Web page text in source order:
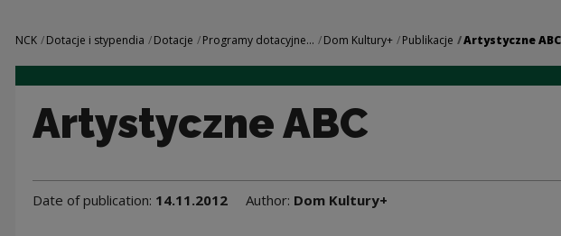
| Narodowe Centrum
Navigation
NCK Dotacje i stypendia Dotacje Programy dotacyjne... Dom Kultury+ Publikacje Artystyczne ABC
Artystyczne ABC
Date of publication: 14.11.2012 Author: Dom Kultury+